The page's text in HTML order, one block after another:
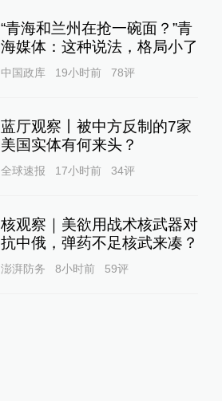
“青海和兰州在抢一碗面？”青
海媒体：这种说法，格局小了
中国政库 19小时前 78评
蓝厅观察丨被中方反制的7家
美国实体有何来头？
全球速报 17小时前 34评
核观察｜美欲用战术核武器对
抗中俄，弹药不足核武来凑？
澎湃防务 8小时前 59评